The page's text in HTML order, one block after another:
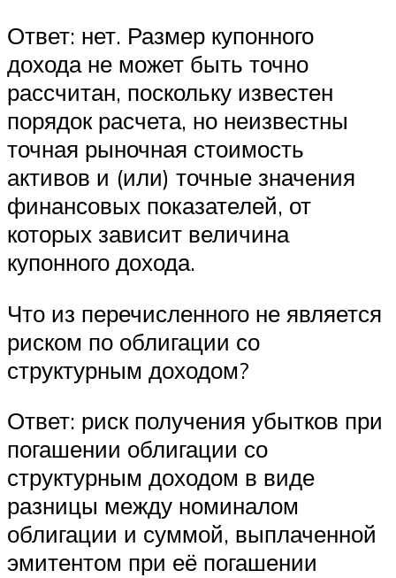
Ответ: нет. Размер купонного
дохода не может быть точно
рассчитан, поскольку известен
порядок расчета, но неизвестны
точная рыночная стоимость
активов и (или) точные значения
финансовых показателей, от
которых зависит величина
купонного дохода.
Что из перечисленного не является
риском по облигации со
структурным доходом?
Ответ: риск получения убытков при
погашении облигации со
структурным доходом в виде
разницы между номиналом
облигации и суммой, выплаченной
эмитентом при её погашении